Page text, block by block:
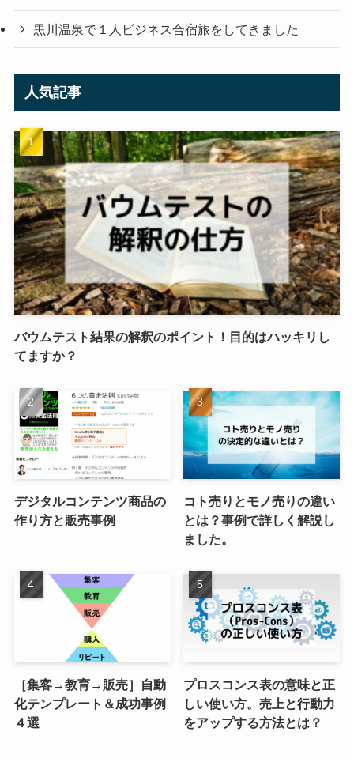
黒川温泉で１人ビジネス合宿旅をしてきました
人気記事
バウムテスト結果の解釈のポイント！目的はハッキリし
てますか？
デジタルコンテンツ商品の
作り方と販売事例
コト売りとモノ売りの違い
とは？事例で詳しく解説し
ました。
［集客→教育→販売］自動
化テンプレート＆成功事例
４選
プロスコンス表の意味と正
しい使い方。売上と行動力
をアップする方法とは？